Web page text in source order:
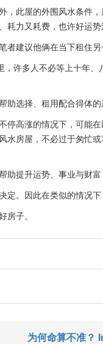
此屋的外围风水条件
力又耗费，也许好运势
建议他俩在当下租住
许多人不必等上十年
选择、租用配合得体的
高涨的情况下，可能
房屋，不必过于匆忙
提升运势、事业与财富
。因此在类似的情况下
子。
为何命算不准？